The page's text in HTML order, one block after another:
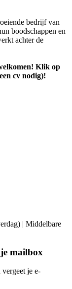
bedrijf van
boodschappen en
achter de
Klik op
cv nodig)!
| Middelbare
mailbox
je e-